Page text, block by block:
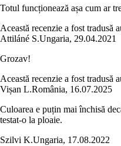
Totul funcționează așa cum ar
Această recenzie a fost tradusă
Attiláné S.Ungaria, 29.04.2021
Grozav!
Această recenzie a fost tradusă
Vișan L.România, 16.07.2025
Culoarea e puțin mai închisă
testat-o la ploaie.
Szilvi K.Ungaria, 17.08.2022